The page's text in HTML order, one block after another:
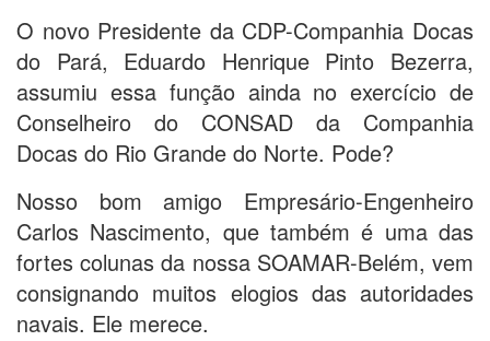
O novo Presidente da CDP-Companhia Docas
do Pará, Eduardo Henrique Pinto Bezerra,
assumiu essa função ainda no exercício de
Conselheiro do CONSAD da Companhia
Docas do Rio Grande do Norte. Pode?
Nosso bom amigo Empresário-Engenheiro
Carlos Nascimento, que também é uma das
fortes colunas da nossa SOAMAR-Belém, vem
consignando muitos elogios das autoridades
navais. Ele merece.